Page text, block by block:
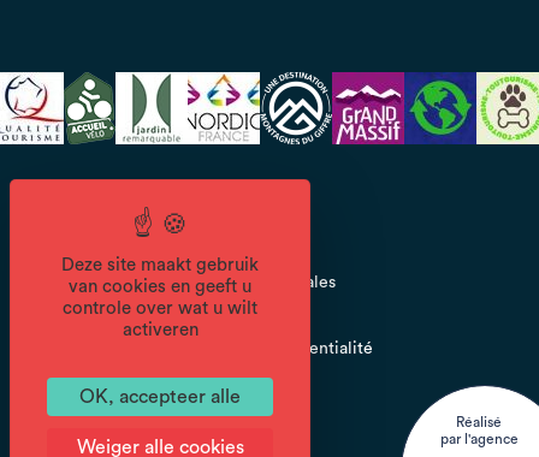
Mentions légales
Politique de confidentialité
Réalisé
par l'agence
Deze site maakt gebruik
van cookies en geeft u
controle over wat u wilt
activeren
OK, accepteer alle
Weiger alle cookies